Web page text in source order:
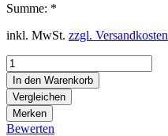
Summe: *
inkl. MwSt. zzgl. Versandkosten
In den Warenkorb
Vergleichen
Merken
Bewerten